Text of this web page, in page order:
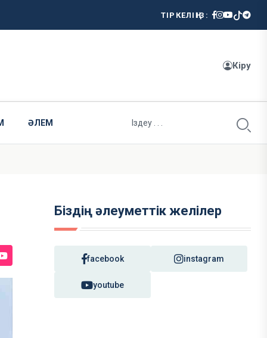
ТІРКЕЛІҢІЗ:
Кіру
ӘЛЕМ
Біздің әлеуметтік желілер
facebook instagram
youtube